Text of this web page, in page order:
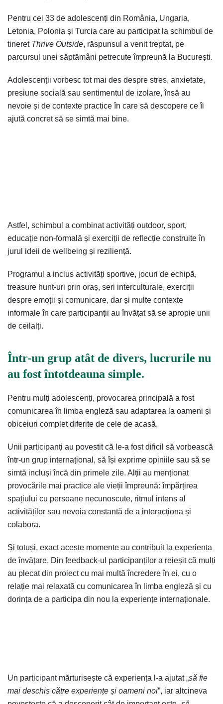
Pentru cei 33 de adolescenți din România, Ungaria,
Letonia, Polonia și Turcia care au participat la schimbul de
tineret Thrive Outside, răspunsul a venit treptat, pe
parcursul unei săptămâni petrecute împreună la București.
Adolescenții vorbesc tot mai des despre stres, anxietate,
presiune socială sau sentimentul de izolare, însă au
nevoie și de contexte practice în care să descopere ce îi
ajută concret să se simtă mai bine.
Astfel, schimbul a combinat activități outdoor, sport,
educație non-formală și exerciții de reflecție construite în
jurul ideii de wellbeing și reziliență.
Programul a inclus activități sportive, jocuri de echipă,
treasure hunt-uri prin oraș, seri interculturale, exerciții
despre emoții și comunicare, dar și multe contexte
informale în care participanții au învățat să se apropie unii
de ceilalți.
Într-un grup atât de divers, lucrurile nu
au fost întotdeauna simple.
Pentru mulți adolescenți, provocarea principală a fost
comunicarea în limba engleză sau adaptarea la oameni și
obiceiuri complet diferite de cele de acasă.
Unii participanți au povestit că le-a fost dificil să vorbească
într-un grup internațional, să își exprime opiniile sau să se
simtă incluși încă din primele zile. Alții au menționat
provocările mai practice ale vieții împreună: împărțirea
spațiului cu persoane necunoscute, ritmul intens al
activităților sau nevoia constantă de a interacționa și
colabora.
Și totuși, exact aceste momente au contribuit la experiența
de învățare. Din feedback-ul participanților a reieșit că mulți
au plecat din proiect cu mai multă încredere în ei, cu o
relație mai relaxată cu comunicarea în limba engleză și cu
dorința de a participa din nou la experiențe internaționale.
Un participant mărturisește că experiența l-a ajutat „să fie
mai deschis către experiențe și oameni noi”, iar altcineva